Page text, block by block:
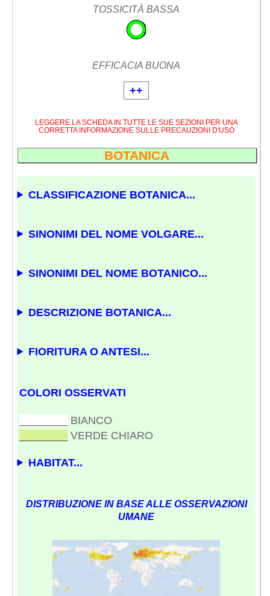
TOSSICITÀ BASSA
EFFICACIA BUONA
++
LEGGERE LA SCHEDA IN TUTTE LE SUE SEZIONI PER UNA
CORRETTA INFORMAZIONE SULLE PRECAUZIONI D'USO
BOTANICA
CLASSIFICAZIONE BOTANICA...
SINONIMI DEL NOME VOLGARE...
SINONIMI DEL NOME BOTANICO...
DESCRIZIONE BOTANICA...
FIORITURA O ANTESI...
COLORI OSSERVATI
BIANCO
VERDE CHIARO
HABITAT...
DISTRIBUZIONE IN BASE ALLE OSSERVAZIONI
UMANE